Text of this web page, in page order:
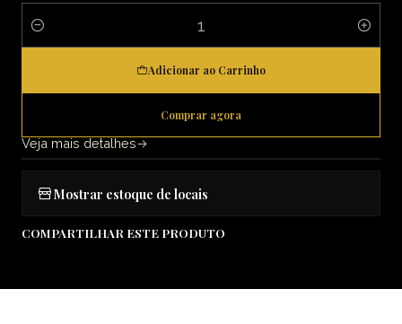
Quantidade
Adicionar ao Carrinho
Comprar agora
Veja mais detalhes
Mostrar estoque de locais
COMPARTILHAR ESTE PRODUTO